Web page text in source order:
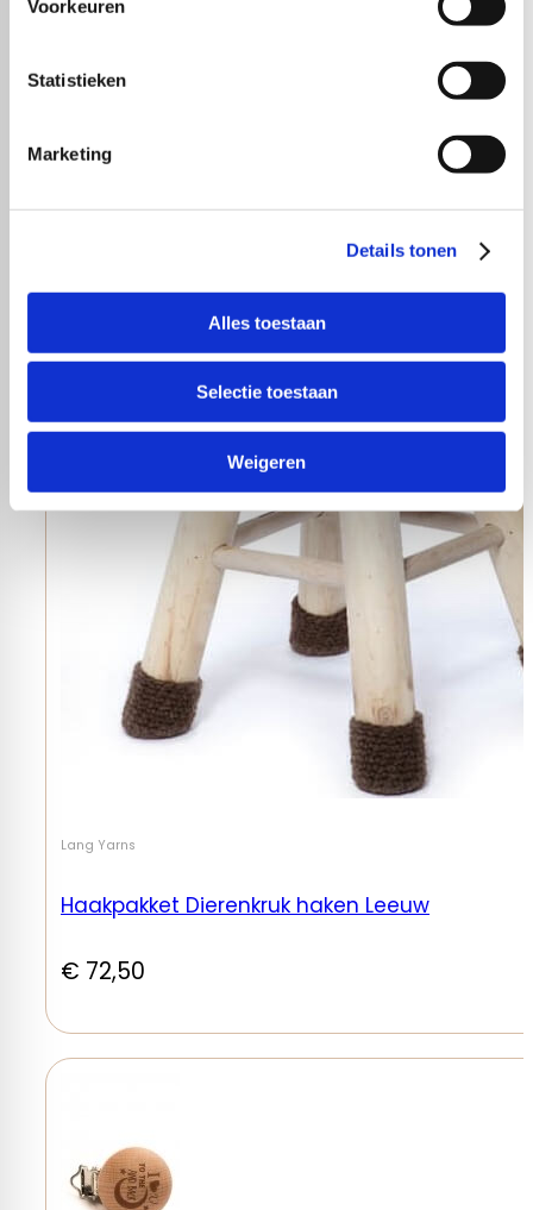
Voorkeuren
Statistieken
Marketing
Details tonen
Alles toestaan
Selectie toestaan
Weigeren
Lang Yarns
Haakpakket Dierenkruk haken Leeuw
€ 72,50